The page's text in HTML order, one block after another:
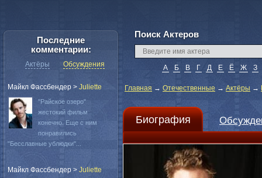
Поиск Актеров
А Б В Г Д Е Ё Ж З
Главная → Отечественные → Актёры →
Биография
Последние
комментарии:
Актёры Обсуждения
Майкл Фассбендер > Juliette
"Райское озеро"
жестокий фильм
конечно. Еще с ним
понравились
"Бесславные ублюдки"...
Майкл Фассбендер > Juliette